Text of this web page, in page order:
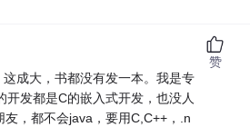
成大，书都没有发一本。我是专
开发都是C的嵌入式开发，也没人
友，都不会java，要用C,C++，.n
赞